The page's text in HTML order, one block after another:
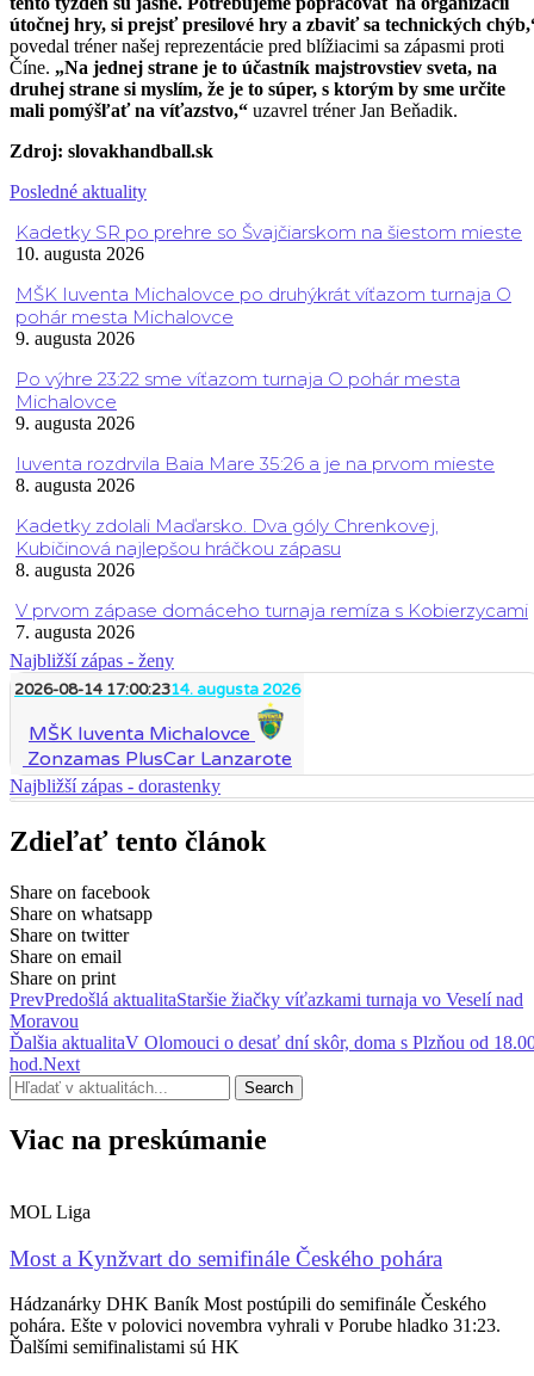
útočnej hry, si prejsť presilové hry a zbaviť sa technických
povedal tréner našej reprezentácie pred blížiacimi sa zápasmi proti
Číne. „Na jednej strane je to účastník majstrovstiev sveta, na
druhej strane si myslím, že je to súper, s ktorým by sme určite
mali pomýšľať na víťazstvo,“ uzavrel tréner Jan Beňadik.
Zdroj: slovakhandball.sk
Posledné aktuality
Kadetky SR po prehre so Švajčiarskom na šiestom mieste
10. augusta 2026
MŠK Iuventa Michalovce po druhýkrát víťazom turnaja O
pohár mesta Michalovce
9. augusta 2026
Po výhre 23:22 sme víťazom turnaja O pohár mesta
Michalovce
9. augusta 2026
Iuventa rozdrvila Baia Mare 35:26 a je na prvom mieste
8. augusta 2026
Kadetky zdolali Maďarsko. Dva góly Chrenkovej,
Kubičinová najlepšou hráčkou zápasu
8. augusta 2026
V prvom zápase domáceho turnaja remíza s Kobierzycami
7. augusta 2026
Najbližší zápas - ženy
2026-08-14 17:00:2314. augusta 2026
MŠK Iuventa Michalovce
Zonzamas PlusCar Lanzarote
Najbližší zápas - dorastenky
Zdieľať tento článok
Share on facebook
Share on whatsapp
Share on twitter
Share on email
Share on print
PrevPredošlá aktualitaStaršie žiačky víťazkami turnaja vo Veselí nad
Moravou
Ďalšia aktualitaV Olomouci o desať dní skôr, doma s Plzňou od
hod.Next
Search
Viac na preskúmanie
MOL Liga
Most a Kynžvart do semifinále Českého pohára
Hádzanárky DHK Baník Most postúpili do semifinále Českého
pohára. Ešte v polovici novembra vyhrali v Porube hladko 31:23.
Ďalšími semifinalistami sú HK